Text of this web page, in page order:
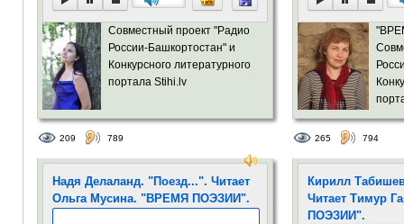
Совместный проект "Радио
России-Башкортостан" и
Конкурсного литературного
портала Stihi.lv
209 789 265 794
Надя Делаланд. "Поезд...". Читает
Ольга Мусина. "ВРЕМЯ ПОЭЗИИ".
Кирилл
Читает Тимур
ПОЭЗИИ".